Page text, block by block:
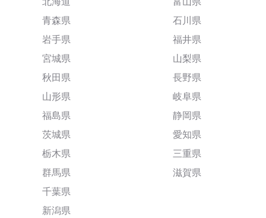
青森県
岩手県
宮城県
秋田県
山形県
福島県
茨城県
栃木県
群馬県
千葉県
新潟県
石川県
福井県
山梨県
長野県
岐阜県
静岡県
愛知県
三重県
滋賀県